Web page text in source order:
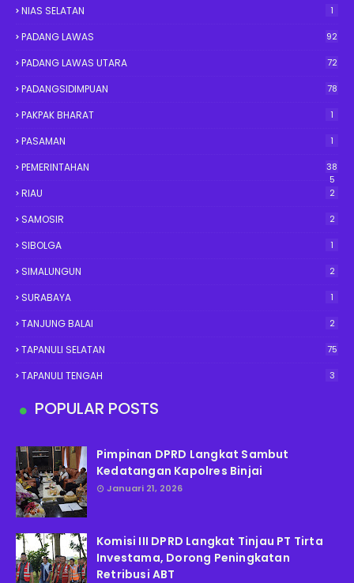
NIAS SELATAN 1
PADANG LAWAS 92
PADANG LAWAS UTARA 72
PADANGSIDIMPUAN 78
PAKPAK BHARAT 1
PASAMAN 1
PEMERINTAHAN
38
5
RIAU 2
SAMOSIR 2
SIBOLGA 1
SIMALUNGUN 2
SURABAYA 1
TANJUNG BALAI 2
TAPANULI SELATAN 75
TAPANULI TENGAH 3
POPULAR POSTS
Pimpinan DPRD Langkat Sambut
Kedatangan Kapolres Binjai
Januari 21, 2026
Komisi III DPRD Langkat Tinjau PT Tirta
Investama, Dorong Peningkatan
Retribusi ABT